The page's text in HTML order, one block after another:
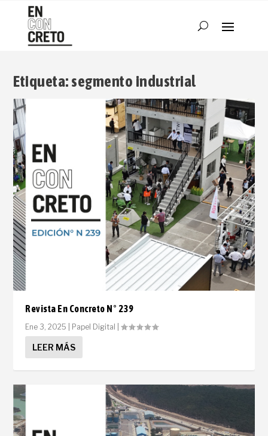
Etiqueta: segmento industrial
Revista En Concreto N° 239
Ene 3, 2025 Papel Digital |
LEER MÁS